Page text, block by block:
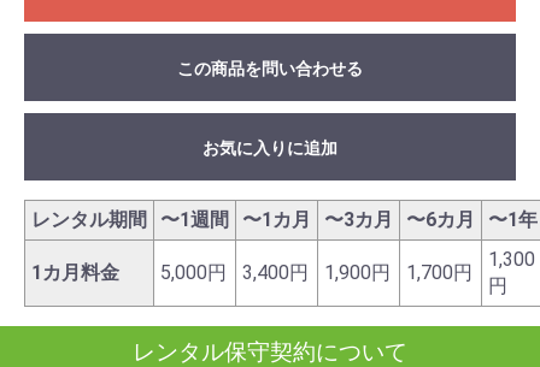
この商品を問い合わせる
お気に入りに追加
レンタル期間 〜1週間 〜1カ月 〜3カ月 〜6カ月 〜1年
1カ月料金 5,000円 3,400円 1,900円 1,700円
1,300
円
レンタル保守契約について